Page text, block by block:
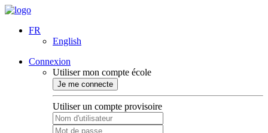
FR
English
Connexion
Utiliser mon compte école
Je me connecte
Utiliser un compte provisoire